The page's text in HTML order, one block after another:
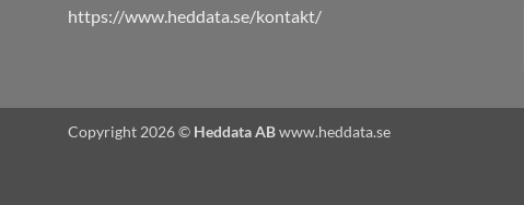
https://www.heddata.se/kontakt/
Copyright 2026 © Heddata ABwww.heddata.se